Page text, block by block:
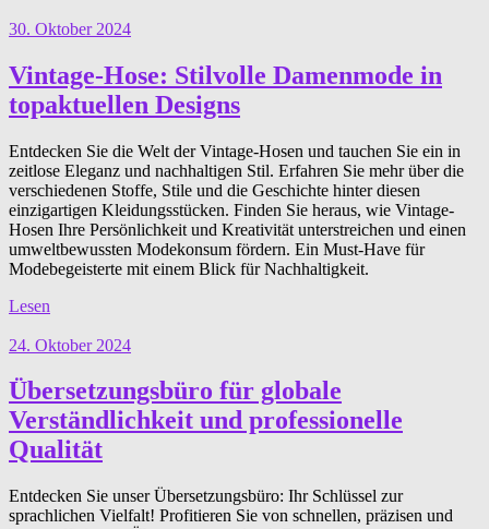
30. Oktober 2024
Vintage-Hose: Stilvolle Damenmode in
topaktuellen Designs
Entdecken Sie die Welt der Vintage-Hosen und tauchen Sie ein in
zeitlose Eleganz und nachhaltigen Stil. Erfahren Sie mehr über die
verschiedenen Stoffe, Stile und die Geschichte hinter diesen
einzigartigen Kleidungsstücken. Finden Sie heraus, wie Vintage-
Hosen Ihre Persönlichkeit und Kreativität unterstreichen und einen
umweltbewussten Modekonsum fördern. Ein Must-Have für
Modebegeisterte mit einem Blick für Nachhaltigkeit.
Lesen
24. Oktober 2024
Übersetzungsbüro für globale
Verständlichkeit und professionelle
Qualität
Entdecken Sie unser Übersetzungsbüro: Ihr Schlüssel zur
sprachlichen Vielfalt! Profitieren Sie von schnellen, präzisen und